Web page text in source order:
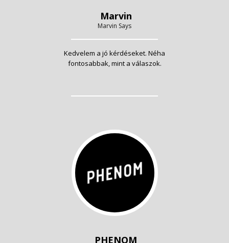
Marvin
Marvin Says
Kedvelem a jó kérdéseket. Néha
fontosabbak, mint a válaszok.
PHENOM